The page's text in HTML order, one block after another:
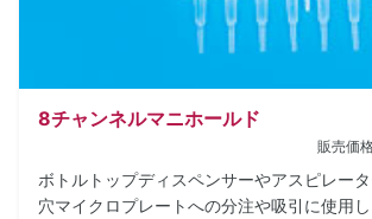
8チャンネルマニホールド
販売価
ボトルトップディスペンサーやアスピレー
穴マイクロプレートへの分注や吸引に使用し